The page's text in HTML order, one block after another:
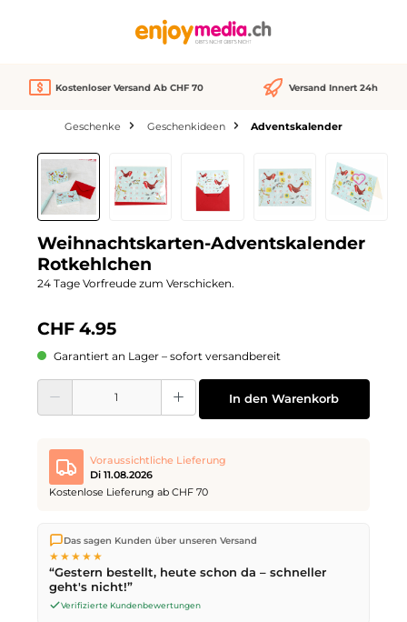
Kostenloser Versand Ab CHF 70 Versand Innert 24h
Geschenke Geschenkideen Adventskalender
Bildergalerie überspringen
We Love
Weihnachtskarten-Adventskalender
Rotkehlchen
24 Tage Vorfreude zum Verschicken.
CHF 4.95
Garantiert an Lager – sofort versandbereit
Produkt Anzahl: Gib den gewünschten Wert ein oder benutze die
In den Warenkorb
Voraussichtliche Lieferung
Di 11.08.2026
Kostenlose Lieferung ab CHF 70
Wir versenden direkt aus unserem Lager in Kriens. Ab
ist die Lieferung kostenlos. Bestellungen bis
werden noch am selben Tag versendet – Zustellung am
nächsten Werktagmit der Schweizerischen Post.
Das sagen Kunden über unseren Versand
★★★★★
“Gestern bestellt, heute schon da – schneller
geht's nicht!”
Verifizierte Kundenbewertungen